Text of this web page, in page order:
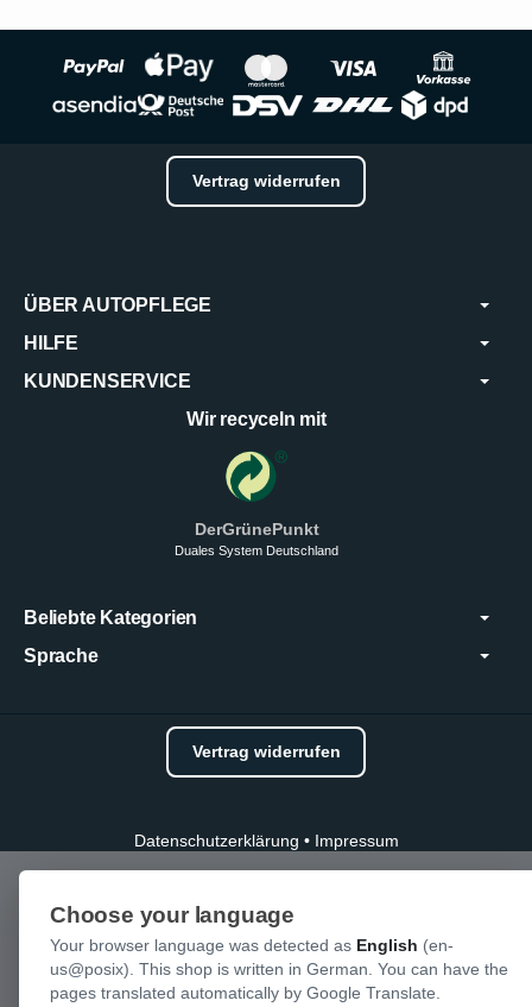
Vertrag widerrufen
ÜBER AUTOPFLEGE
HILFE
KUNDENSERVICE
Wir recyceln mit
DerGrünePunkt
Duales System Deutschland
Beliebte Kategorien
Sprache
Vertrag widerrufen
Datenschutzerklärung • Impressum
Choose your language
Your browser language was detected as English (en-
us@posix). This shop is written in German. You can have the
pages translated automatically by Google Translate.